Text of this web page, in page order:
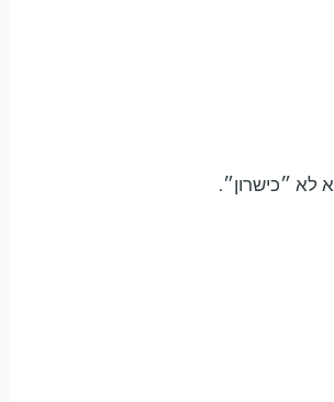
לא ״כישרון״.